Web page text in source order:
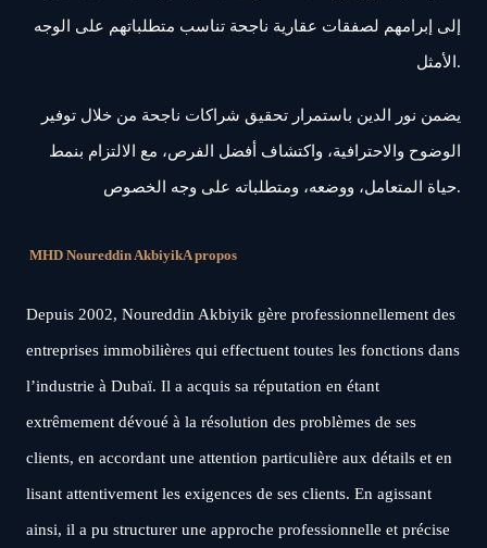
إلى إبرامهم لصفقات عقارية ناجحة تناسب متطلباتهم على الوجه
الأمثل.
يضمن نور الدين باستمرار تحقيق شراكات ناجحة من خلال توفير
الوضوح والاحترافية، واكتشاف أفضل الفرص، مع الالتزام بنمط
حياة المتعامل، ووضعه، ومتطلباته على وجه الخصوص.
MHD Noureddin AkbiyikA propos
Depuis 2002, Noureddin Akbiyik gère professionnellement des
entreprises immobilières qui effectuent toutes les fonctions dans
l’industrie à Dubaï. Il a acquis sa réputation en étant
extrêmement dévoué à la résolution des problèmes de ses
clients, en accordant une attention particulière aux détails et en
lisant attentivement les exigences de ses clients. En agissant
ainsi, il a pu structurer une approche professionnelle et précise